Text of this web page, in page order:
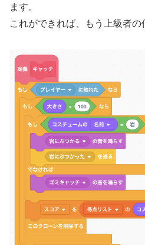
ます。
これができれば、もう上級者の